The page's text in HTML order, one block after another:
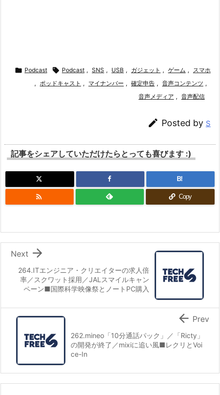
 Podcast  Podcast , SNS , USB , ガジェット , ゲーム ,
スマホ
,
ポッドキャスト , マイナンバー , 確定申告 , 音声コンテンツ ,
音声メディア , 音声配信
 Posted by S
記事をシェアしていただけたらとっても喜びます :)
B!
 Copy
264.ITエンジニア・クリエイターの求人倍
率／スクワット採用／JALスマイルキャン
ペーン■国際科学映像祭とノートPC購入

Next
262.mineo「10分通話パック」／「Ricty」
の開発が終了／mixiに追い風■レクリとVoi
ce-In
 Prev